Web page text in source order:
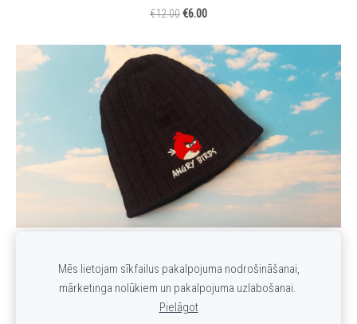
€12.00€6.00
€8.00 €3.00
Mēs lietojam sīkfailus pakalpojuma nodrošināšanai,
mārketinga nolūkiem un pakalpojuma uzlabošanai.
Pielāgot